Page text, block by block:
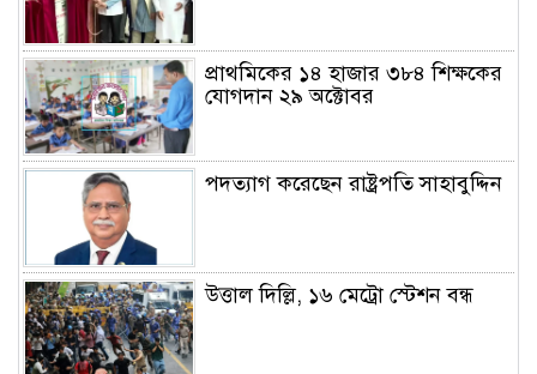
প্রাথমিকের ১৪ হাজার ৩৮৪ শিক্ষকের
যোগদান ২৯ অক্টোবর
পদত্যাগ করেছেন রাষ্ট্রপতি সাহাবুদ্দিন
উত্তাল দিল্লি, ১৬ মেট্রো স্টেশন বন্ধ